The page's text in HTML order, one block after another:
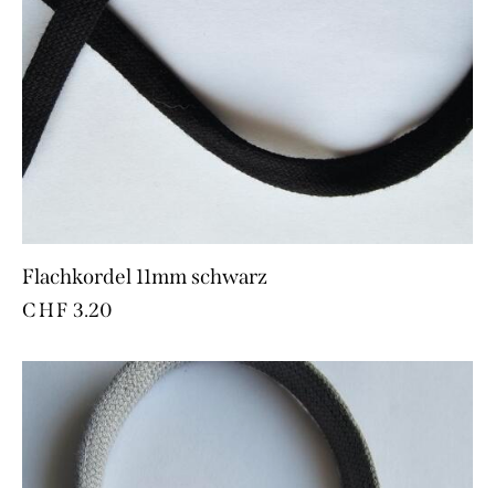
Flachkordel 11mm schwarz
CHF 3.20